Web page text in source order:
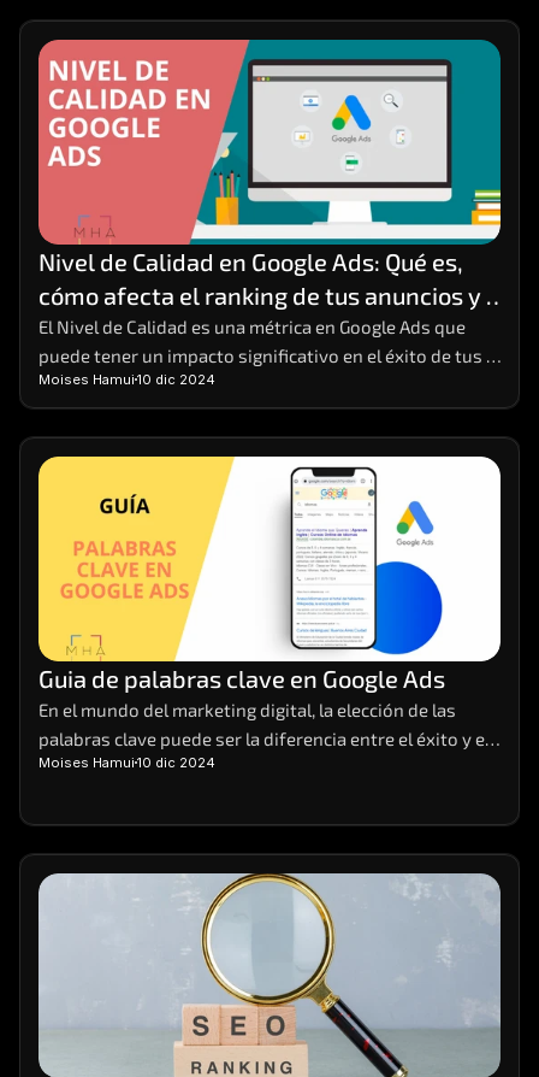
Nivel de Calidad en Google Ads: Qué es,
cómo afecta el ranking de tus anuncios y
cómo mejorarlo
El Nivel de Calidad es una métrica en Google Ads que
puede tener un impacto significativo en el éxito de tus
Moises Hamui 10 dic 2024
Guia de palabras clave en Google Ads
En el mundo del marketing digital, la elección de las
palabras clave puede ser la diferencia entre el éxito y el
fracaso de una campaña. Imagina tener el poder de
están buscando lo que ofreces.
Moises Hamui 10 dic 2024